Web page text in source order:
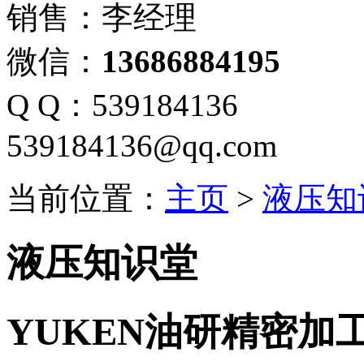
销售：李经理
微信： 13686884195
Q Q：539184136
539184136@qq.com
当前位置： 主页 > 液压
液压知识堂
YUKEN油研精密加